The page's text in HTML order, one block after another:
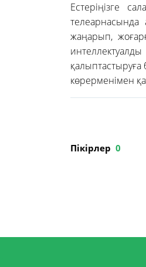
Естеріңізге
жаңарып,
қалыптастыруға
көрерменімен
Пікірлер 0